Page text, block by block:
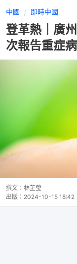
中國 即時中國
登革熱｜廣
次報告重症
撰文： 林芷瑩
出版： 2024-10-15 18:42